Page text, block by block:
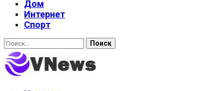
Дом
Интернет
Спорт
Найти: